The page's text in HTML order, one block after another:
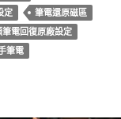
定
筆電還原磁區
筆電回復原廠設定
筆電